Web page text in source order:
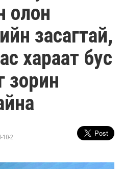
олон
засагтай,
хараат бус
зорин
10-2